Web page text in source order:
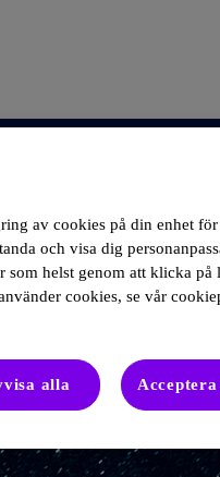
av cookies på din enhet för
och visa dig
som helst genom att klicka på
cookies, se vår
alla